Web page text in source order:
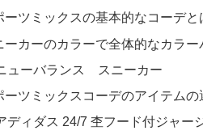
ーツミックスの基本的なコーデと
ーカーのカラーで全体的なカラ
ューバランス スニーカー
ーツミックスコーデのアイテムの
ディダス 24/7 杢フード付ジャー